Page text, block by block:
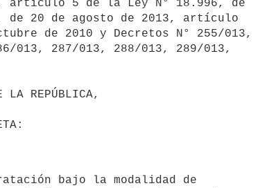
artículo 5 de la Ley N° 18.996, de
de 20 de agosto de 2013, artículo
de 2010 y Decretos N° 255/013,
013, 287/013, 288/013, 289/013,